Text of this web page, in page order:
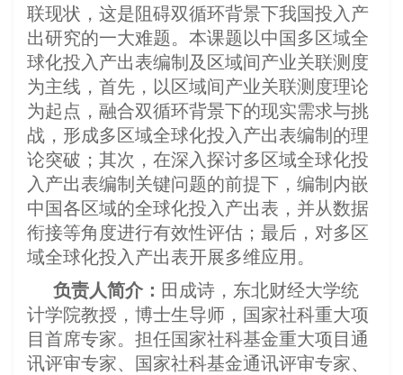
联现状，这是阻碍双循环背景下我国投入产
出研究的一大难题。本课题以中国多区域全
球化投入产出表编制及区域间产业关联测度
为主线，首先，以区域间产业关联测度理论
为起点，融合双循环背景下的现实需求与挑
战，形成多区域全球化投入产出表编制的理
论突破；其次，在深入探讨多区域全球化投
入产出表编制关键问题的前提下，编制内嵌
中国各区域的全球化投入产出表，并从数据
衔接等角度进行有效性评估；最后，对多区
域全球化投入产出表开展多维应用。
负责人简介： 田成诗，东北财经大学统
计学院教授，博士生导师，国家社科重大项
目首席专家。担任国家社科基金重大项目通
讯评审专家、国家社科基金通讯评审专家、